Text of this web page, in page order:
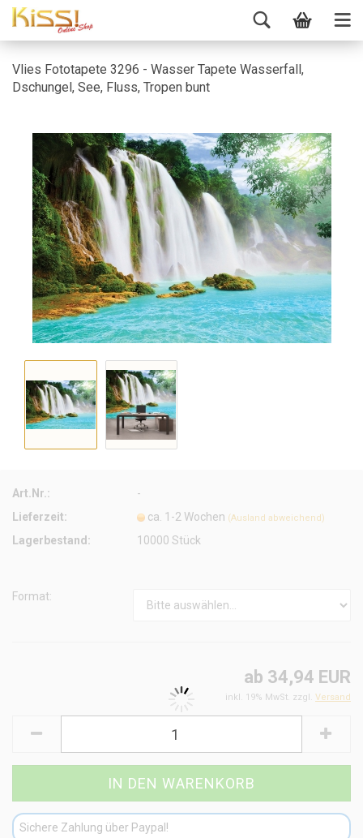
Vlies Fototapete 3296 - Wasser Tapete Wasserfall,
Dschungel, See, Fluss, Tropen bunt
Art.Nr.:
-
Lieferzeit:
ca. 1-2 Wochen (Ausland abweichend)
Lagerbestand: 10000Stück
Format:
ab 34,94 EUR
inkl. 19% MwSt. zzgl. Versand
Sichere Zahlung über Paypal!